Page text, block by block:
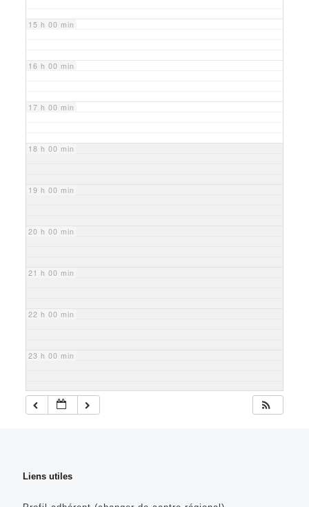
15 h 00 min
16 h 00 min
17 h 00 min
18 h 00 min
19 h 00 min
20 h 00 min
21 h 00 min
22 h 00 min
23 h 00 min
Liens utiles